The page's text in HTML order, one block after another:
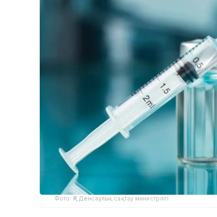
Фото: ҚР Денсаулық сақтау министрлігі